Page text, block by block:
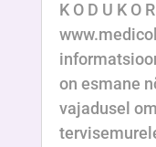
K O D U K O
on esmane
vajadusel